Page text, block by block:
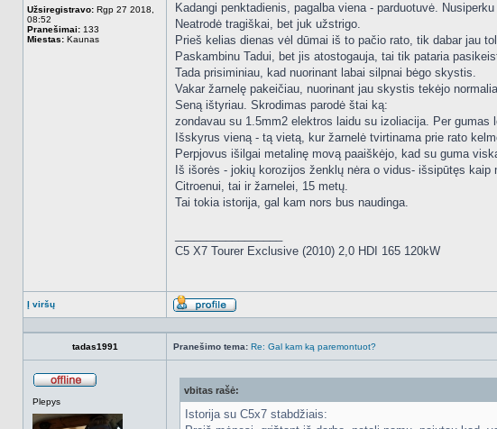
Užsiregistravo: Rgp 27 2018,
08:52
Pranešimai: 133
Miestas: Kaunas
Kadangi penktadienis, pagalba viena - parduotuvė.
Neatrodė tragiškai, bet juk užstrigo.
Prieš kelias dienas vėl dūmai iš to pačio rato, tik dabar jau
Paskambinu Tadui, bet jis atostogauja, tai tik pataria
Tada prisiminiau, kad nuorinant labai silpnai bėgo skystis.
Vakar žarnelę pakeičiau, nuorinant jau skystis tekėjo
Seną ištyriau. Skrodimas parodė štai ką:
zondavau su 1.5mm2 elektros laidu su izoliacija. Per
Išskyrus vieną - tą vietą, kur žarnelė tvirtinama prie rato
Perpjovus išilgai metalinę movą paaiškėjo, kad su guma
Iš išorės - jokių korozijos ženklų nėra o vidus- išsipūtęs kaip
Citroenui, tai ir žarnelei, 15 metų.
Tai tokia istorija, gal kam nors bus naudinga.
C5 X7 Tourer Exclusive (2010) 2,0 HDI 165 120kW
Į viršų
Aprašymas
tadas1991
Pranešimo tema: Re: Gal kam ką paremontuot?
Plepys
vbitas rašė:
Istorija su C5x7 stabdžiais: